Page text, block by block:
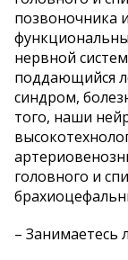
позвоночника
нервной
поддающийся
синдром,
того, наши
головного и
– Занимаетесь